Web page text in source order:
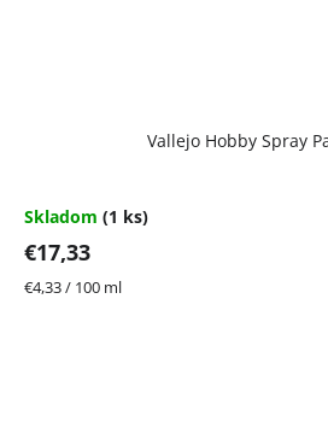
Vallejo Hobby Spray
Skladom (1 ks)
€17,33
Jednotková
€4,33 / 100 ml